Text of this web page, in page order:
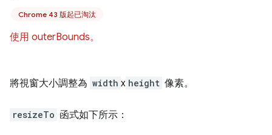
Chrome 43 版起已淘汰
使用 outerBounds。
將視窗大小調整為 width x height 像素。
resizeTo 函式如下所示：